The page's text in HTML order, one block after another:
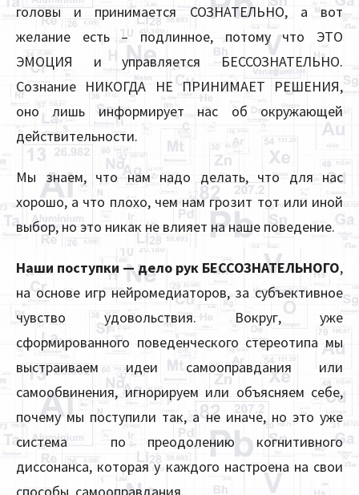
головы и принимается СОЗНАТЕЛЬНО, а вот
желание есть – подлинное, потому что ЭТО
ЭМОЦИЯ и управляется БЕССОЗНАТЕЛЬНО.
Сознание НИКОГДА НЕ ПРИНИМАЕТ РЕШЕНИЯ,
оно лишь информирует нас об окружающей
действительности.
Мы знаем, что нам надо делать, что для нас
хорошо, а что плохо, чем нам грозит тот или иной
выбор, но это никак не влияет на наше поведение.
Наши поступки — дело рук БЕССОЗНАТЕЛЬНОГО,
на основе игр нейромедиаторов, за субъективное
чувство удовольствия. Вокруг, уже
сформированного поведенческого стереотипа мы
выстраиваем идеи самооправдания или
самообвинения, игнорируем или объясняем себе,
почему мы поступили так, а не иначе, но это уже
система по преодолению когнитивного
диссонанса, которая у каждого настроена на свои